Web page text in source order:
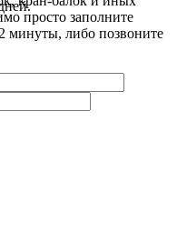
просто заполните
минуты, либо позвоните